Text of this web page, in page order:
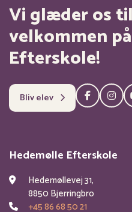
Vi glæder os
velkommen
Efterskole!
Bliv elev
Hedemølle Efterskole
Hedemøllevej 31,
8850 Bjerringbro
+45 86 68 50 21